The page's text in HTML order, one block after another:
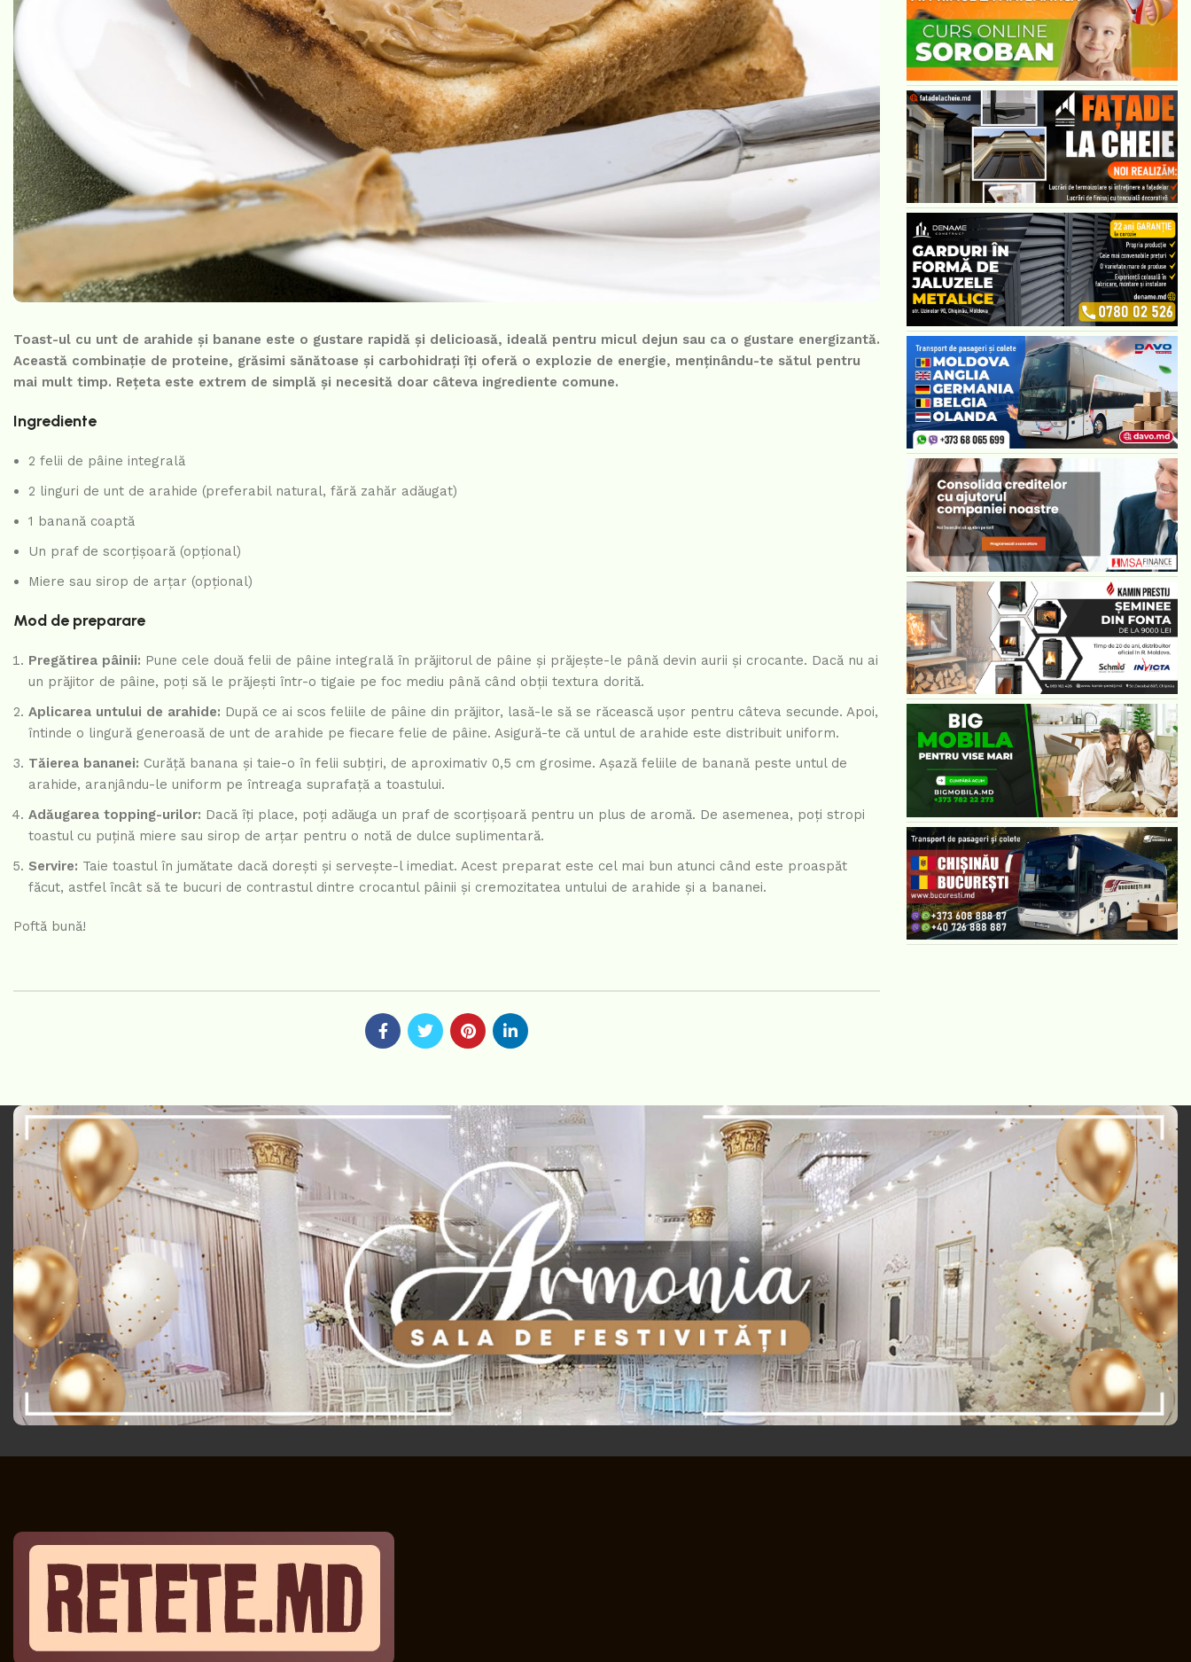
Toast-ul cu unt de arahide și banane este o gustare rapidă și delicioasă, ideală pentru micul dejun sau ca o gustare energizantă.
Această combinație de proteine, grăsimi sănătoase și carbohidrați îți oferă o explozie de energie, menținându-te sătul pentru
mai mult timp. Rețeta este extrem de simplă și necesită doar câteva ingrediente comune.
Ingrediente
2 felii de pâine integrală
2 linguri de unt de arahide (preferabil natural, fără zahăr adăugat)
1 banană coaptă
Un praf de scorțișoară (opțional)
Miere sau sirop de arțar (opțional)
Mod de preparare
Pregătirea pâinii: Pune cele două felii de pâine integrală în prăjitorul de pâine și prăjește-le până devin aurii și crocante. Dacă nu ai
un prăjitor de pâine, poți să le prăjești într-o tigaie pe foc mediu până când obții textura dorită.
Aplicarea untului de arahide: După ce ai scos feliile de pâine din prăjitor, lasă-le să se răcească ușor pentru câteva secunde. Apoi,
întinde o lingură generoasă de unt de arahide pe fiecare felie de pâine. Asigură-te că untul de arahide este distribuit uniform.
Tăierea bananei: Curăță banana și taie-o în felii subțiri, de aproximativ 0,5 cm grosime. Așază feliile de banană peste untul de
arahide, aranjându-le uniform pe întreaga suprafață a toastului.
Adăugarea topping-urilor: Dacă îți place, poți adăuga un praf de scorțișoară pentru un plus de aromă. De asemenea, poți stropi
toastul cu puțină miere sau sirop de arțar pentru o notă de dulce suplimentară.
Servire: Taie toastul în jumătate dacă dorești și servește-l imediat. Acest preparat este cel mai bun atunci când este proaspăt
făcut, astfel încât să te bucuri de contrastul dintre crocantul pâinii și cremozitatea untului de arahide și a bananei.
Poftă bună!